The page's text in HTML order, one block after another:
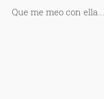
Que me meo con